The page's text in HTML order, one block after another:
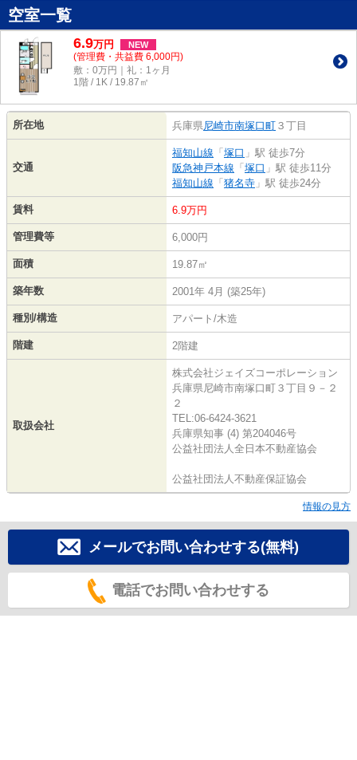
空室一覧
6.9万円 NEW
(管理費・共益費 6,000円)
敷：0万円｜礼：1ヶ月
1階 / 1K / 19.87㎡
所在地 兵庫県尼崎市南塚口町 ３丁目
交通
福知山線 「 塚口 」駅 徒歩7分
阪急神戸本線 「 塚口 」駅 徒歩11分
福知山線 「 猪名寺 」駅 徒歩24分
賃料 6.9万円
管理費等 6,000円
面積 19.87㎡
築年数 2001年 4月 (築25年)
種別/構造 アパート/木造
階建 2階建
取扱会社
株式会社ジェイズコーポレーション
兵庫県尼崎市南塚口町３丁目９－２
２
TEL:06-6424-3621
兵庫県知事 (4) 第204046号
公益社団法人全日本不動産協会
公益社団法人不動産保証協会
情報の見方
メールでお問い合わせする(無料)
電話でお問い合わせする